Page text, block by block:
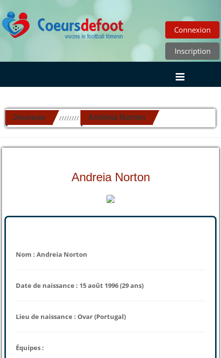
Connexion
Inscription
Joueuse ////////// Andreia Norton
Andreia Norton
Nom : Andreia Norton
Date de naissance : 15 août 1996 (29 ans)
Lieu de naissance : Ovar (Portugal)
Équipes :